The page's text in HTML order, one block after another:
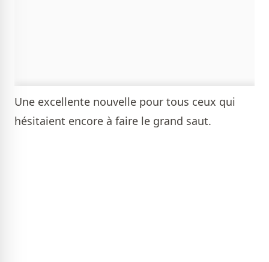
Une excellente nouvelle pour tous ceux qui
hésitaient encore à faire le grand saut.